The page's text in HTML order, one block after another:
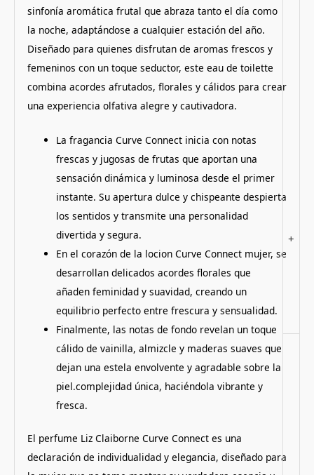
+
sinfonía aromática frutal que abraza tanto el día como
la noche, adaptándose a cualquier estación del año.
Diseñado para quienes disfrutan de aromas frescos y
femeninos con un toque seductor, este eau de toilette
combina acordes afrutados, florales y cálidos para crear
una experiencia olfativa alegre y cautivadora.
La fragancia Curve Connect inicia con notas
frescas y jugosas de frutas que aportan una
sensación dinámica y luminosa desde el primer
instante. Su apertura dulce y chispeante despierta
los sentidos y transmite una personalidad
divertida y segura.
En el corazón de la locion Curve Connect mujer, se
desarrollan delicados acordes florales que
añaden feminidad y suavidad, creando un
equilibrio perfecto entre frescura y sensualidad.
Finalmente, las notas de fondo revelan un toque
cálido de vainilla, almizcle y maderas suaves que
dejan una estela envolvente y agradable sobre la
piel.complejidad única, haciéndola vibrante y
fresca.
El perfume Liz Claiborne Curve Connect es una
declaración de individualidad y elegancia, diseñado para